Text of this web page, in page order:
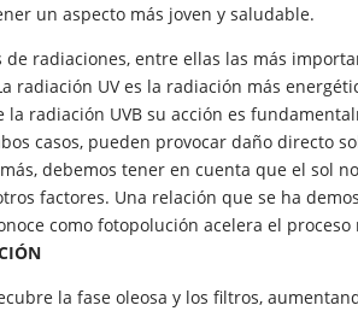
un aspecto más joven y saludable.
radiaciones, entre ellas las más
radiación UV es la radiación más
la radiación UVB su acción es
casos, pueden provocar daño directo
debemos tener en cuenta que el sol
factores. Una relación que se ha
como fotopolución acelera el
la fase oleosa y los filtros,